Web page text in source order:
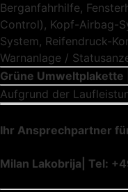
Berganfahrhilfe,
Control), Kopf-Airbag-
System, Reifendruck-
Warnanlage /
Grüne Umweltplakette
Aufgrund der
Ihr Ansprechpartner
Milan Lakobrija| Tel: